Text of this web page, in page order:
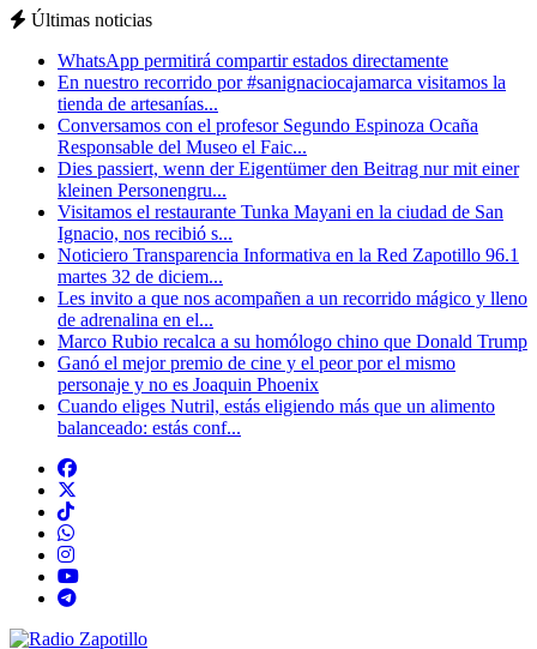
Últimas noticias
WhatsApp permitirá compartir estados directamente
En nuestro recorrido por #sanignaciocajamarca visitamos la
tienda de artesanías...
Conversamos con el profesor Segundo Espinoza Ocaña
Responsable del Museo el Faic...
Dies passiert, wenn der Eigentümer den Beitrag nur mit einer
kleinen Personengru...
Visitamos el restaurante Tunka Mayani en la ciudad de San
Ignacio, nos recibió s...
Noticiero Transparencia Informativa en la Red Zapotillo 96.1
martes 32 de diciem...
Les invito a que nos acompañen a un recorrido mágico y lleno
de adrenalina en el...
Marco Rubio recalca a su homólogo chino que Donald Trump
Ganó el mejor premio de cine y el peor por el mismo
personaje y no es Joaquin Phoenix
Cuando eliges Nutril, estás eligiendo más que un alimento
balanceado: estás conf...